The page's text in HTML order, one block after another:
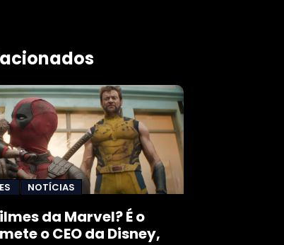
NOTÍCIAS
da Marvel? É o
o CEO da Disney,